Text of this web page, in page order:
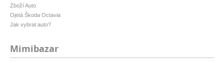
Zboží Auto
Ojetá Škoda Octavia
Jak vybrat auto?
Mimibazar